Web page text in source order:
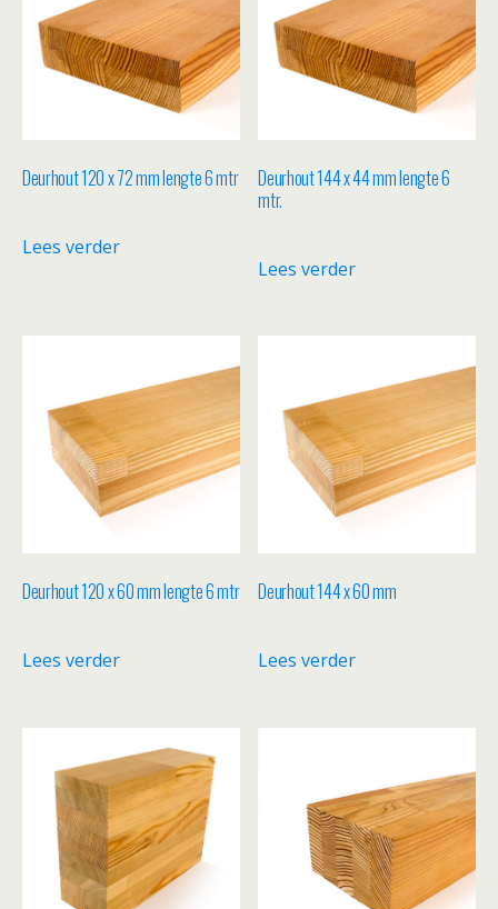
Deurhout 120 x 72 mm lengte 6 mtr
Lees verder
Deurhout 144 x 44 mm lengte 6
mtr.
Lees verder
Deurhout 120 x 60 mm lengte 6 mtr
Lees verder
Deurhout 144 x 60 mm
Lees verder